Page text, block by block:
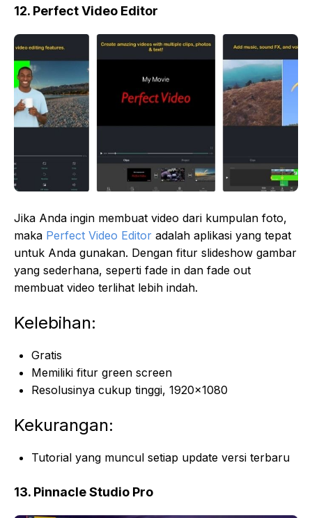
12. Perfect Video Editor
Jika Anda ingin membuat video dari kumpulan foto,
maka Perfect Video Editor adalah aplikasi yang tepat
untuk Anda gunakan. Dengan fitur slideshow gambar
yang sederhana, seperti fade in dan fade out
membuat video terlihat lebih indah.
Kelebihan:
Gratis
Memiliki fitur green screen
Resolusinya cukup tinggi, 1920×1080
Kekurangan:
Tutorial yang muncul setiap update versi terbaru
13. Pinnacle Studio Pro